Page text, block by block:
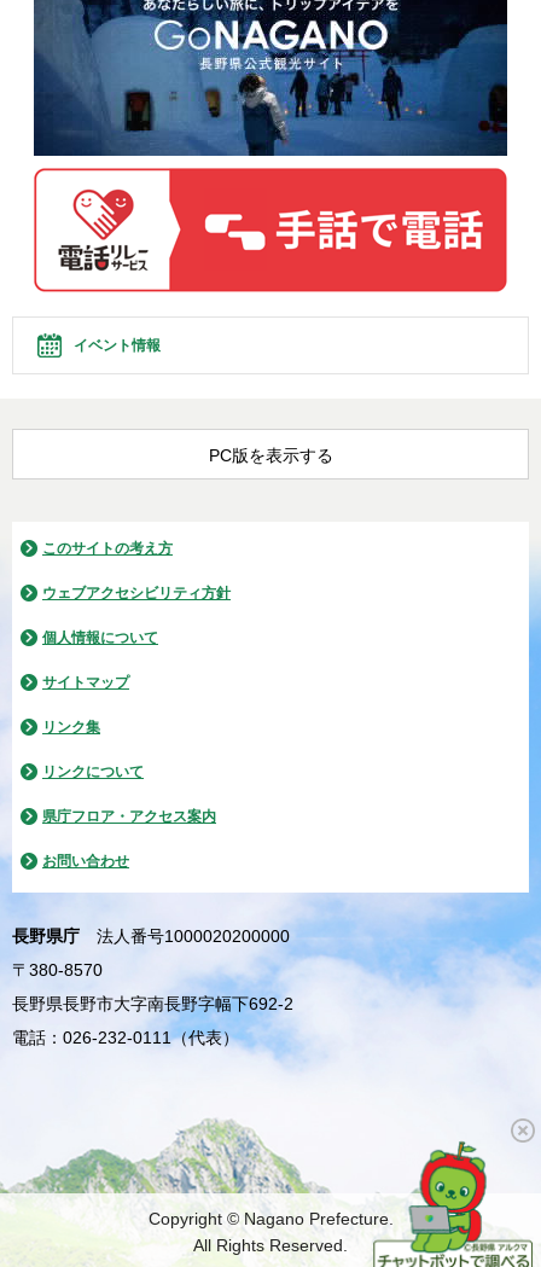
イベント情報
PC版を表示する
このサイトの考え方
ウェブアクセシビリティ方針
個人情報について
サイトマップ
リンク集
リンクについて
県庁フロア・アクセス案内
お問い合わせ
長野県庁
法人番号1000020200000
〒380-8570
長野県長野市大字南長野字幅下692-2
電話：026-232-0111（代表）
Copyright © Nagano Prefecture.
All Rights Reserved.